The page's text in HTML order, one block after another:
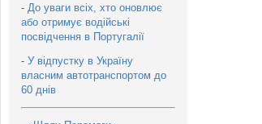
- До уваги всіх, хто оновлює
або отримує водійські
посвідчення в Португалії
- У відпустку в Україну
власним автотранспортом до
60 днів